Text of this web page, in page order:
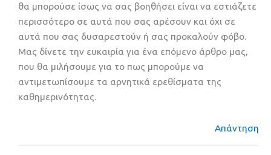
θα μπορούσε ίσως να σας βοηθήσει είναι να εστιάζετε
περισσότερο σε αυτά που σας αρέσουν και όχι σε
αυτά που σας δυσαρεστούν ή σας προκαλούν φόβο.
Μας δίνετε την ευκαιρία για ένα επόμενο άρθρο μας,
που θα μιλήσουμε για το πως μπορούμε να
αντιμετωπίσουμε τα αρνητικά ερεθίσματα της
καθημερινότητας.
Απάντηση